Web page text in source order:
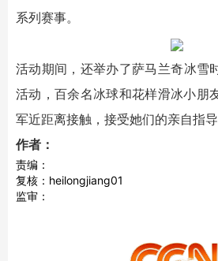
系列赛事。
活动期间，还举办了萨马兰奇冰
活动，百余名冰球和花样滑冰小朋
军近距离接触，接受她们的亲自指导
作者：
责编：
复核：heilongjiang01
监审：